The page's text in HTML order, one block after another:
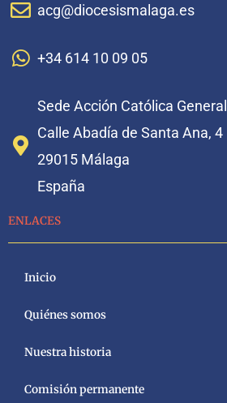
acg@diocesismalaga.es
+34 614 10 09 05
Sede Acción Católica General
Calle Abadía de Santa Ana, 4
29015 Málaga
España
ENLACES
Inicio
Quiénes somos
Nuestra historia
Comisión permanente